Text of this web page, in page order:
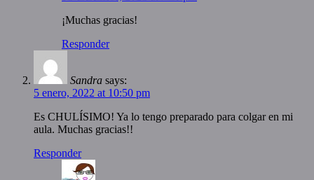
¡Muchas gracias!
Responder
Sandra says:
5 enero, 2022 at 10:50 pm
Es CHULÍSIMO! Ya lo tengo preparado para colgar en mi
aula. Muchas gracias!!
Responder